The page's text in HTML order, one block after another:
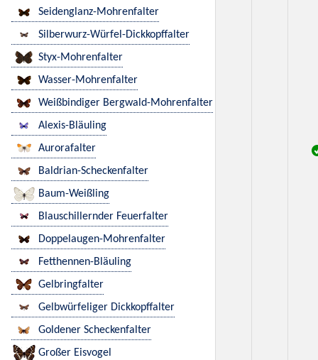
Seidenglanz-Mohrenfalter
Silberwurz-Würfel-Dickkopffalter
Styx-Mohrenfalter
Wasser-Mohrenfalter
Weißbindiger Bergwald-Mohrenfalter
Alexis-Bläuling
Aurorafalter
Baldrian-Scheckenfalter
Baum-Weißling
Blauschillernder Feuerfalter
Doppelaugen-Mohrenfalter
Fetthennen-Bläuling
Gelbringfalter
Gelbwürfeliger Dickkopffalter
Goldener Scheckenfalter
Großer Eisvogel